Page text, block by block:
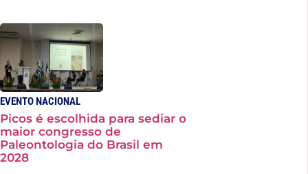
EVENTO NACIONAL
Picos é escolhida para sediar o
maior congresso de
Paleontologia do Brasil em
2028